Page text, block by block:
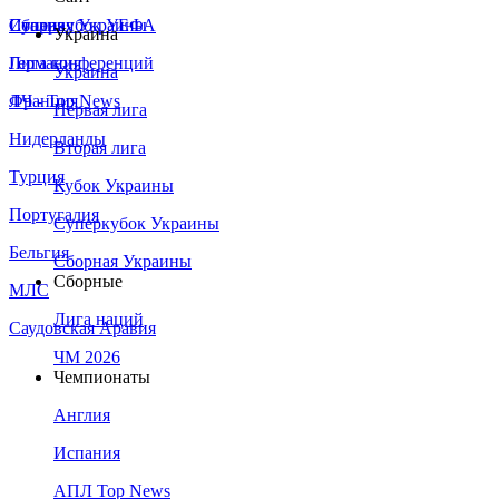
Сборная Украины
Италия
Германия
Франция
Нидерланды
Турция
Португалия
Бельгия
МЛС
Саудовская Аравия
Суперкубок УЕФА
Лига конференций
ЛЧ - Top News
Украина
Украина
Первая лига
Вторая лига
Кубок Украины
Суперкубок Украины
Сборная Украины
Сборные
Лига наций
ЧМ 2026
Чемпионаты
Англия
Испания
АПЛ Top News